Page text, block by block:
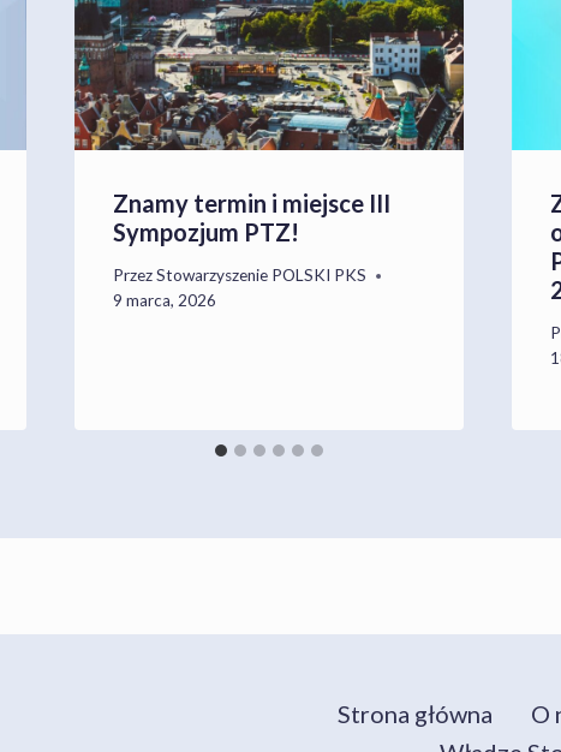
Znamy termin i miejsce III
Sympozjum PTZ!
Przez Stowarzyszenie POLSKI PKS
9 marca, 2026
Strona główna O